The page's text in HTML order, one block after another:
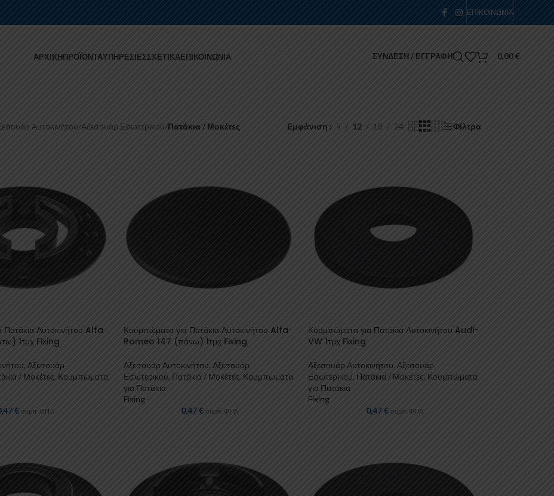
ΕΠΙΚΟΙΝΩΝΊΑ
ΑΡΧΙΚΉΠΡΟΪΌΝΤΑΥΠΗΡΕΣΊΕΣΣΧΕΤΙΚΆΕΠΙΚΟΙΝΩΝΊΑ ΣΎΝΔΕΣΗ / ΕΓΓΡΑΦΉ 0,00€
Αυτοκινήτου/Αξεσουάρ Εσωτερικού/Πατάκια / Μοκέτες Εμφάνιση 9 12 18 24 Φίλτρα
Αυτοκινήτου Alfa
1τμχ Fixing
, Αξεσουάρ
/ Μοκέτες, Κουμπώματα
€ συμπ. ΦΠΑ
Κουμπώματα για Πατάκια Αυτοκινήτου Alfa
Romeo 147 (πάνω) 1τμχ Fixing
Αξεσουάρ Αυτοκινήτου, Αξεσουάρ
Εσωτερικού, Πατάκια / Μοκέτες, Κουμπώματα
για Πατάκια
Fixing
0,47€ συμπ. ΦΠΑ
Κουμπώματα για Πατάκια Αυτοκινήτου Audi-
VW 1τμχ Fixing
Αξεσουάρ Αυτοκινήτου, Αξεσουάρ
Εσωτερικού, Πατάκια / Μοκέτες, Κουμπώματα
για Πατάκια
Fixing
0,47€ συμπ. ΦΠΑ